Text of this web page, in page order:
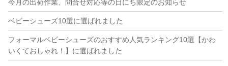
今月の出荷作業、問合せ対応等の日にち限定のお知らせ
ベビーシューズ10選に選ばれました
フォーマルベビーシューズのおすすめ人気ランキング10選【かわ
いくておしゃれ！】に選ばれました